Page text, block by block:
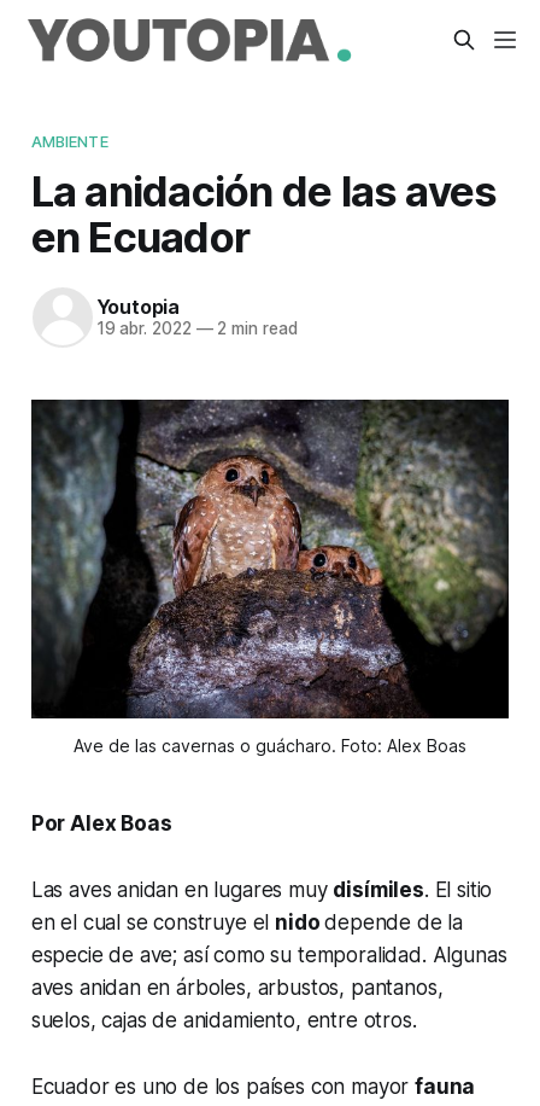
AMBIENTE
La anidación de las aves
en Ecuador
Youtopia
19 abr. 2022 —2 min read
Ave de las cavernas o guácharo. Foto: Alex Boas
Por Alex Boas
Las aves anidan en lugares muy disímiles. El sitio
en el cual se construye el nidodepende de la
especie de ave; así como su temporalidad. Algunas
aves anidan en árboles, arbustos, pantanos,
suelos, cajas de anidamiento, entre otros.
Ecuador es uno de los países con mayorfauna